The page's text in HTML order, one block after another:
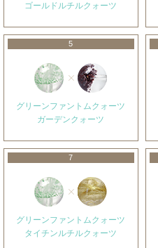
ゴールドルチルクォーツ
5
グリーンファントムクォーツ
ガーデンクォーツ
7
グリーンファントムクォーツ
タイチンルチルクォーツ